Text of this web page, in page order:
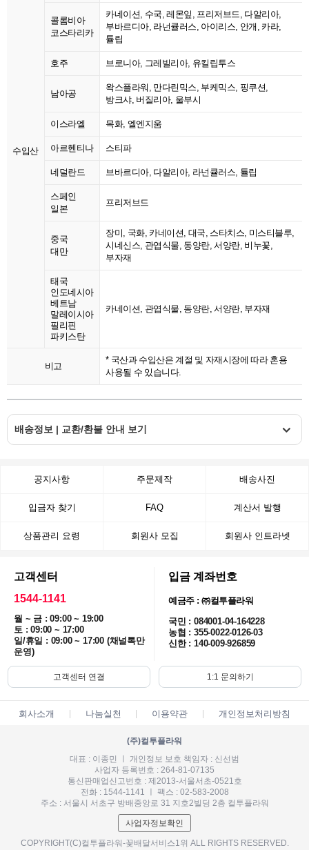
수입산
콜롬비아
코스타리카
카네이션, 수국, 레몬잎, 프리저브드, 다알리아,
부바르디아, 라넌큘러스, 아이리스, 안개, 카라,
튤립
호주 브로니아, 그레빌리아, 유킬립투스
남아공
왁스플라워, 만다린믹스, 부케믹스, 핑쿠션,
방크샤, 버질리아, 울부시
이스라엘 목화, 엘엔지움
아르헨티나 스티파
네덜란드 브바르디아, 다알리아, 라넌큘러스, 튤립
스페인
일본
프리저브드
중국
대만
장미, 국화, 카네이션, 대국, 스타치스, 미스티블루,
시네신스, 관엽식물, 동양란, 서양란, 비누꽃,
부자재
태국
인도네시아
베트남
말레이시아
필리핀
파키스탄
카네이션, 관엽식물, 동양란, 서양란, 부자재
비고
* 국산과 수입산은 계절 및 자재시장에 따라 혼용
사용될 수 있습니다.
배송정보 | 교환/환불 안내 보기
공지사항 주문제작 배송사진
입금자 찾기 FAQ 계산서 발행
상품관리 요령 회원사 모집 회원사 인트라넷
고객센터
1544-1141
월 ~ 금 : 09:00 ~ 19:00
토 : 09:00 ~ 17:00
일/휴일 : 09:00 ~ 17:00 (채널톡만
운영)
입금 계좌번호
예금주 : ㈜컬투플라워
국민 : 084001-04-164228
농협 : 355-0022-0126-03
신한 : 140-009-926859
고객센터 연결 1:1 문의하기
회사소개 나눔실천 이용약관 개인정보처리방침
(주)컬투플라워
대표 : 이종민 ㅣ 개인정보 보호 책임자 : 신선범
사업자 등록번호 : 264-81-07135
통신판매업신고번호 : 제2013-서울서초-0521호
전화 : 1544-1141 ㅣ 팩스 : 02-583-2008
주소 : 서울시 서초구 방배중앙로 31 지호2빌딩 2층 컬투플라워
사업자정보확인
COPYRIGHT(C)컬투플라워-꽃배달서비스1위 ALL RIGHTS RESERVED.